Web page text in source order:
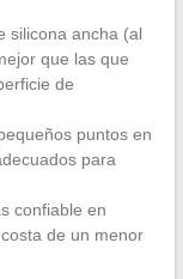
silicona ancha (al
que las que
de
puntos en
para
confiable en
de un menor